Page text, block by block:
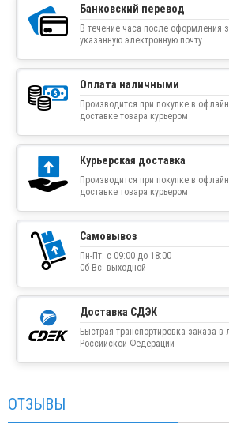
Банковский перевод
В течение часа после оформления
указанную электронную почту
Оплата наличными
Производится при покупке в
доставке товара курьером
Курьерская доставка
Производится при покупке в
доставке товара курьером
Самовывоз
Пн-Пт: с 09:00 до 18:00
Сб-Вс: выходной
Доставка СДЭК
Быстрая транспортировка заказа в
Российской Федерации
ОТЗЫВЫ